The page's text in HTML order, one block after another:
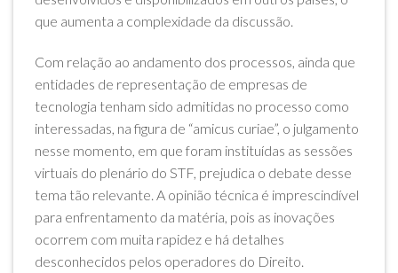
que aumenta a complexidade da discussão.
Com relação ao andamento dos processos, ainda que
entidades de representação de empresas de
tecnologia tenham sido admitidas no processo como
interessadas, na figura de “amicus curiae”, o julgamento
nesse momento, em que foram instituídas as sessões
virtuais do plenário do STF, prejudica o debate desse
tema tão relevante. A opinião técnica é imprescindível
para enfrentamento da matéria, pois as inovações
ocorrem com muita rapidez e há detalhes
desconhecidos pelos operadores do Direito.